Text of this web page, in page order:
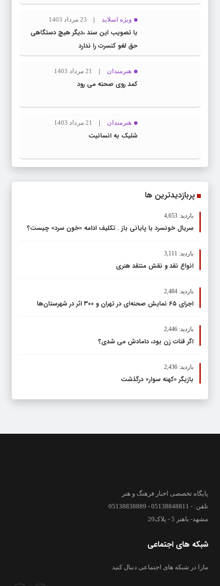
ویژه اسلاید 23 مرداد 1403
با تصویب این سند ،دیگر هیچ دستگاهی
حق لغو کنسرت را ندارد
هنرمندان 21 مرداد 1403
کمد روی صحنه می رود
هنرمندان 21 مرداد 1403
شلیک به انسانیت
پربازدیدترین ها
بازدید: 4,653
سریال خونسرد با پایانی باز . تکلیف ادامه «خون سرد» چیست؟
بازدید: 3,111
انواع نقد و نقش منتقد هنری
بازدید: 2,484
اجرای ۶۵ نمایش صحنه‌ای در تهران و ۳۰۰ اثر در شهرستان‌ها
بازدید: 2,446
اگر قنات زن بود، دامادش می شدی؟
بازدید: 2,436
بازیگر «کهنه سوار» درگذشت
پایگاه تخصصی اخبار فرهنگ و هنر
تلفن: - 05138848811 - 05138838889
مشهد- باهنر 5 - پلاک20
شبکه های اجتماعی
مارا در شبکه های اجتماعی دنبال کنید